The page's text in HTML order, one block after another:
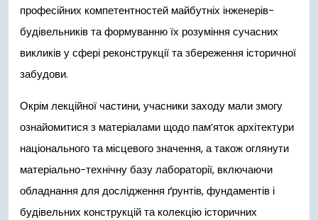
професійних компетентностей майбутніх інженерів-
будівельників та формуванню їх розуміння сучасних
викликів у сфері реконструкції та збереження історичної
забудови.
Окрім лекційної частини, учасники заходу мали змогу
ознайомитися з матеріалами щодо пам’яток архітектури
національного та місцевого значення, а також оглянути
матеріально-технічну базу лабораторії, включаючи
обладнання для дослідження ґрунтів, фундаментів і
будівельних конструкцій та колекцію історичних